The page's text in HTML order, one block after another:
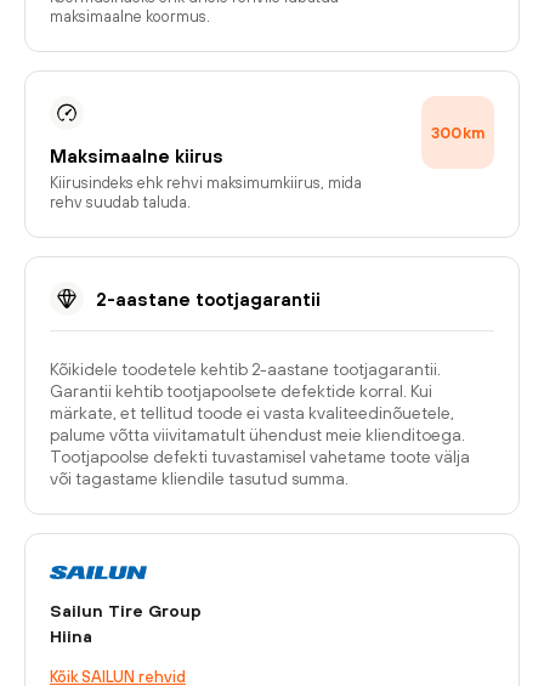
maksimaalne koormus.
Maksimaalne kiirus
Kiirusindeks ehk rehvi maksimumkiirus, mida
rehv suudab taluda.
300km
2-aastane tootjagarantii
Kõikidele toodetele kehtib 2-aastane tootjagarantii.
Garantii kehtib tootjapoolsete defektide korral. Kui
märkate, et tellitud toode ei vasta kvaliteedinõuetele,
palume võtta viivitamatult ühendust meie klienditoega.
Tootjapoolse defekti tuvastamisel vahetame toote välja
või tagastame kliendile tasutud summa.
Sailun Tire Group
Hiina
Kõik SAILUN rehvid